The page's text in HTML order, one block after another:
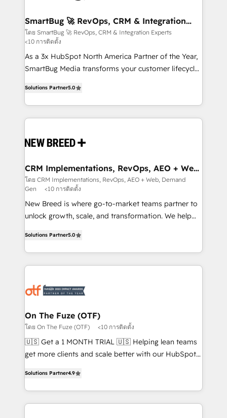
Scalable Architecture: Zero-technical-debt setup
across all Hubs, validated by our 7 HubSpot
Accreditations. AI-Powered RevOps: Breeze AI,
custom AI agents, and high-integrity migrations for
total reporting clarity. Security & Compliance: SOC 2
security. 🏆 Why Bluleadz? GTM OS Partner | 16+
Years Experience | 1,000+ Five-Star Reviews
SmartBug 🚀 RevOps, CRM & Integration
Experts
โดย SmartBug 🚀 RevOps, CRM & Integration Experts
<10 การติดตั้ง
As a 3x HubSpot North America Partner of the Year,
SmartBug Media transforms your customer lifecycle
includes specialized divisions Globalia (AI &
Software) and Point Success Media (Paid Media),
making this the official home for all three brands. 🔄
and system integrations powered by Globalia’s
trainers to drive platform adoption. 📈 Revenue
Generation - Full-funnel marketing and high-
performance advertising via Point Success Media. -
Expert deployment of Breeze AI and custom agents
to automate growth. 🏆 Elite Excellence - 8 platform
expertise. - A team of 250+ experts dedicated to
your resilient growth.
Solutions Partner5.0
CRM Implementations, RevOps, AEO + Web,
Demand Gen
โดย CRM Implementations, RevOps, AEO + Web, Demand
Gen
<10 การติดตั้ง
New Breed is where go-to-market teams partner to
unlock growth, scale, and transformation. We help
customer platform and operationalize HubSpot’s
Loop Marketing framework through expert-led
services, smart agents, and purpose-built apps,
results, fast. ⚙️CRM & RevOps: Align all Hubs to your
🎯Demand Gen & ABM: Drive pipeline with inbound,
ABM, AEO, SEO, & paid media that fuel growth. 👩‍💻
Web Design: Build high-performing websites with
UX, messaging, & conversion strategy that drive
configure HubSpot AI, & maximize AEO with tailored
AI services. 🧩Integrations: Extend HubSpot with
Solutions Partner5.0
On The Fuze (OTF)
โดย On The Fuze (OTF) <10 การติดตั้ง
🇺🇸 Get a 1 MONTH TRIAL 🇺🇸 Helping lean teams
get more clients and scale better with our HubSpot
Win more business - Reduce no-shows - Improve
lead & deal conversion rates - Scale with less
Solutions Partner4.9